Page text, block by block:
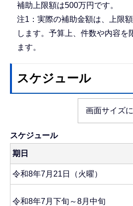
補助上限額は500万円です。
注1：実際の補助金額は、上限
します。予算上、件数や内容を
ます。
スケジュール
画面サイズ
スケジュール
期日
令和8年7月21日（火曜）
令和8年7月下旬～8月中旬